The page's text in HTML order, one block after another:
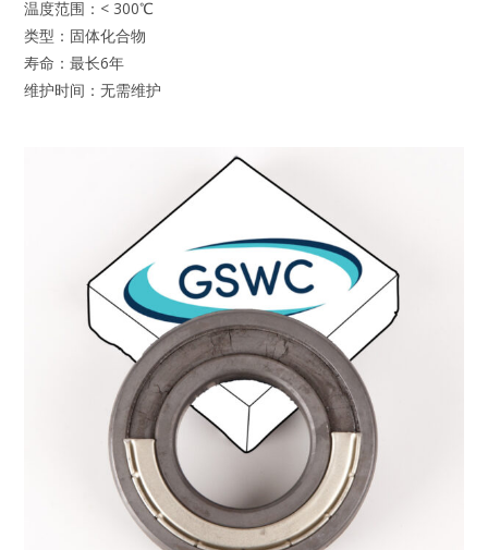
温度范围：< 300℃
类型：固体化合物
寿命：最长6年
维护时间：无需维护